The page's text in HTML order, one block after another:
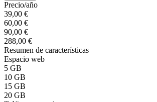
Precio/año
39,00 €
60,00 €
90,00 €
288,00 €
Resumen de características
Espacio web
5 GB
10 GB
15 GB
20 GB